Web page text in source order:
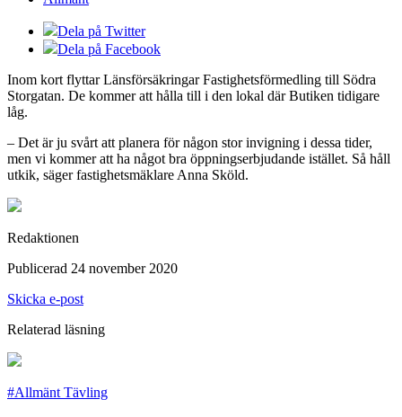
Dela på Twitter
Dela på Facebook
Inom kort flyttar Länsförsäkringar Fastighetsförmedling till Södra
Storgatan. De kommer att hålla till i den lokal där Butiken tidigare
låg.
– Det är ju svårt att planera för någon stor invigning i dessa tider,
men vi kommer att ha något bra öppningserbjudande istället. Så håll
utkik, säger fastighetsmäklare Anna Sköld.
Redaktionen
Publicerad 24 november 2020
Skicka e-post
Relaterad läsning
#Allmänt Tävling